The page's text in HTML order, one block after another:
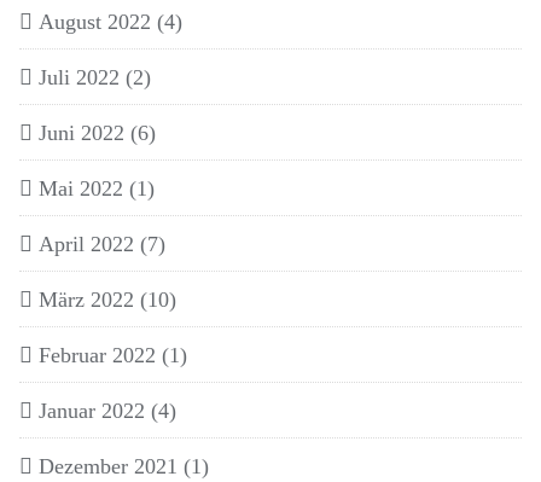
August 2022 (4)
Juli 2022 (2)
Juni 2022 (6)
Mai 2022 (1)
April 2022 (7)
März 2022 (10)
Februar 2022 (1)
Januar 2022 (4)
Dezember 2021 (1)